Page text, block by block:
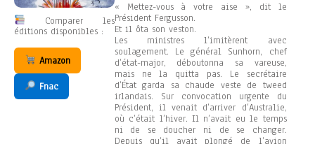
Comparer les
éditions disponibles :
Amazon
Fnac
« Mettez-vous à votre aise », dit le
Président Fergusson.
Et il ôta son veston.
Les ministres l’imitèrent avec
soulagement. Le général Sunhorn, chef
d’état-major, déboutonna sa vareuse,
mais ne la quitta pas. Le secrétaire
d’État garda sa chaude veste de tweed
irlandais. Sur convocation urgente du
Président, il venait d’arriver d’Australie,
où c’était l’hiver. Il n’avait eu le temps
ni de se doucher ni de se changer.
Depuis qu’il avait plongé de l’avion